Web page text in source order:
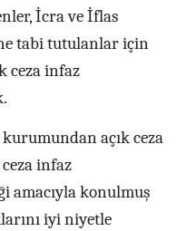
İcra ve İflas
tabi tutulanlar için
ceza infaz
açık ceza
infaz
amacıyla konulmuş
iyi niyetle